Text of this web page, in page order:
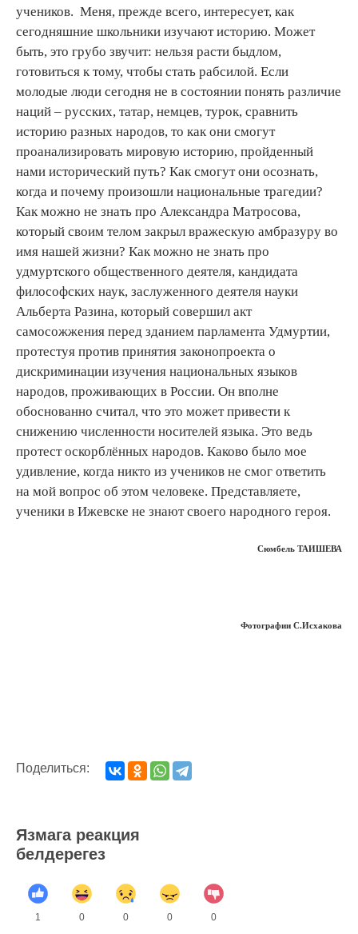
учеников. Меня, прежде всего, интересует, как
сегодняшние школьники изучают историю. Может
быть, это грубо звучит: нельзя расти быдлом,
готовиться к тому, чтобы стать рабсилой. Если
молодые люди сегодня не в состоянии понять различие
наций – русских, татар, немцев, турок, сравнить
историю разных народов, то как они смогут
проанализировать мировую историю, пройденный
нами исторический путь? Как смогут они осознать,
когда и почему произошли национальные трагедии?
Как можно не знать про Александра Матросова,
который своим телом закрыл вражескую амбразуру во
имя нашей жизни? Как можно не знать про
удмуртского общественного деятеля, кандидата
философских наук, заслуженного деятеля науки
Альберта Разина, который совершил акт
самосожжения перед зданием парламента Удмуртии,
протестуя против принятия законопроекта о
дискриминации изучения национальных языков
народов, проживающих в России. Он вполне
обоснованно считал, что это может привести к
снижению численности носителей языка. Это ведь
протест оскорблённых народов. Каково было мое
удивление, когда никто из учеников не смог ответить
на мой вопрос об этом человеке. Представляете,
ученики в Ижевске не знают своего народного героя.
Сюмбель ТАИШЕВА
Фотографии С.Исхакова
Поделиться:
Язмага реакция
белдерегез
1 0 0 0 0